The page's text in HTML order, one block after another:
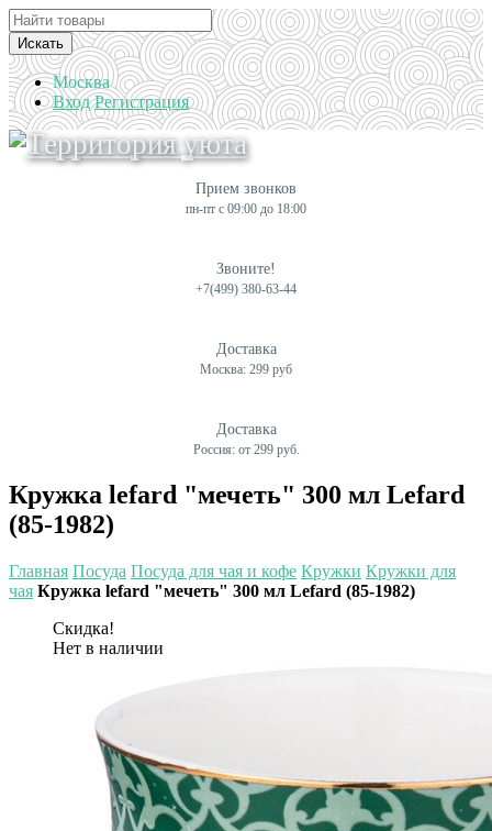
Искать
Москва
Вход Регистрация
Кружка lefard "мечеть" 300 мл Lefard
(85-1982)
Главная Посуда Посуда для чая и кофе Кружки Кружки для
чая Кружка lefard "мечеть" 300 мл Lefard (85-1982)
Скидка!
Нет в наличии